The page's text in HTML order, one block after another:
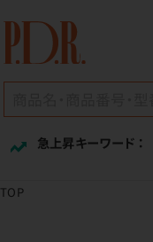
急上昇キーワード ：
TOP